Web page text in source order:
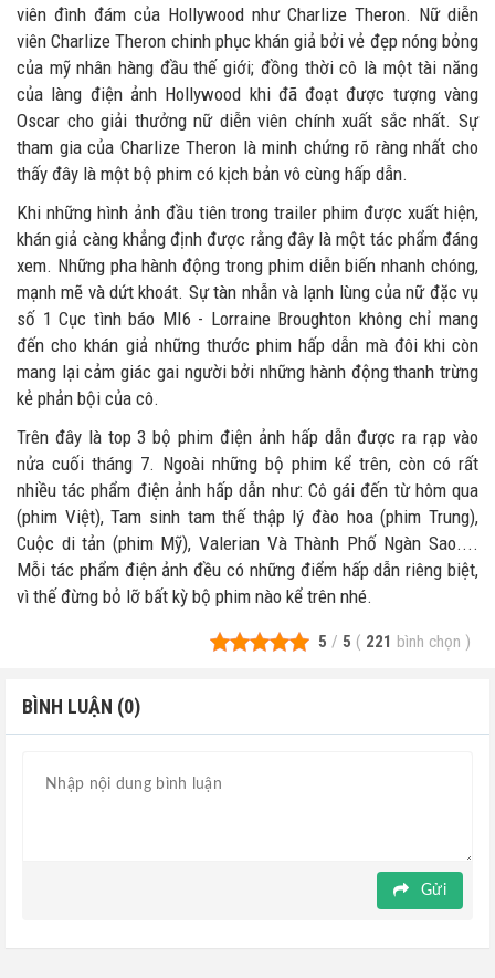
viên đình đám của Hollywood như Charlize Theron. Nữ diễn
viên Charlize Theron chinh phục khán giả bởi vẻ đẹp nóng bỏng
của mỹ nhân hàng đầu thế giới; đồng thời cô là một tài năng
của làng điện ảnh Hollywood khi đã đoạt được tượng vàng
Oscar cho giải thưởng nữ diễn viên chính xuất sắc nhất. Sự
tham gia của Charlize Theron là minh chứng rõ ràng nhất cho
thấy đây là một bộ phim có kịch bản vô cùng hấp dẫn.
Khi những hình ảnh đầu tiên trong trailer phim được xuất hiện,
khán giả càng khẳng định được rằng đây là một tác phẩm đáng
xem. Những pha hành động trong phim diễn biến nhanh chóng,
mạnh mẽ và dứt khoát. Sự tàn nhẫn và lạnh lùng của nữ đặc vụ
số 1 Cục tình báo MI6 - Lorraine Broughton không chỉ mang
đến cho khán giả những thước phim hấp dẫn mà đôi khi còn
mang lại cảm giác gai người bởi những hành động thanh trừng
kẻ phản bội của cô.
Trên đây là top 3 bộ phim điện ảnh hấp dẫn được ra rạp vào
nửa cuối tháng 7. Ngoài những bộ phim kể trên, còn có rất
nhiều tác phẩm điện ảnh hấp dẫn như: Cô gái đến từ hôm qua
(phim Việt), Tam sinh tam thế thập lý đào hoa (phim Trung),
Cuộc di tản (phim Mỹ), Valerian Và Thành Phố Ngàn Sao....
Mỗi tác phẩm điện ảnh đều có những điểm hấp dẫn riêng biệt,
vì thế đừng bỏ lỡ bất kỳ bộ phim nào kể trên nhé.
5 / 5 ( 221 bình chọn )
BÌNH LUẬN (0)
Gửi